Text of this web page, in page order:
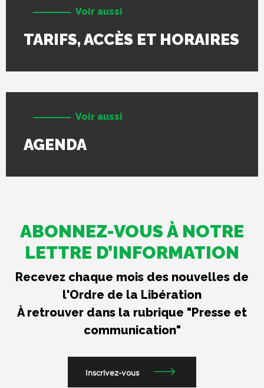
Voir aussi
TARIFS, ACCÈS ET HORAIRES
Voir aussi
AGENDA
ABONNEZ-VOUS À NOTRE
LETTRE D’INFORMATION
Recevez chaque mois des nouvelles de
l'Ordre de la Libération
À retrouver dans la rubrique "Presse et
communication"
Inscrivez-vous